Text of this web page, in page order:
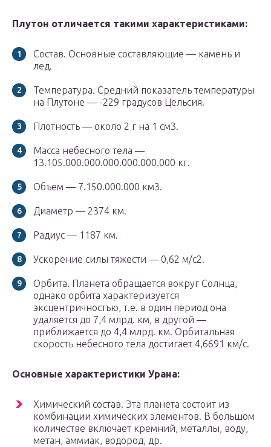
Плутон отличается такими характеристиками:
Состав. Основные составляющие — камень и
лед.
Температура. Средний показатель температуры
на Плутоне — -229 градусов Цельсия.
Плотность — около 2 г на 1 см3.
Масса небесного тела —
13.105.000.000.000.000.000.000 кг.
Объем — 7.150.000.000 км3.
Диаметр — 2374 км.
Радиус — 1187 км.
Ускорение силы тяжести — 0,62 м/с2.
Орбита. Планета обращается вокруг Солнца,
однако орбита характеризуется
эксцентричностью, т.е. в один период она
удаляется до 7,4 млрд. км, в другой —
приближается до 4,4 млрд. км. Орбитальная
скорость небесного тела достигает 4,6691 км/с.
Основные характеристики Урана:
Химический состав. Эта планета состоит из
комбинации химических элементов. В большом
количестве включает кремний, металлы, воду,
метан, аммиак, водород, др.